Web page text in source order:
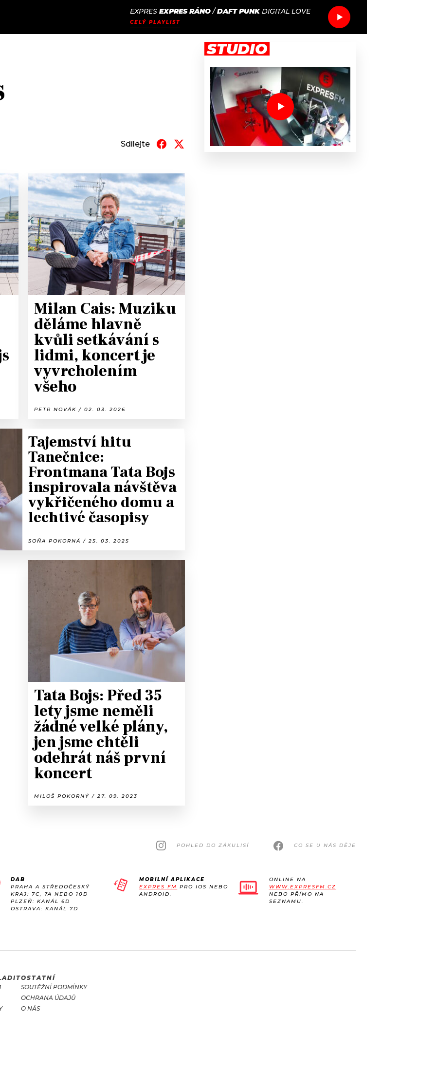
EXPRES EXPRES RÁNO/DAFT PUNK DIGITAL LOVE
CELÝ PLAYLIST
Sdílejte
Milan Cais: Muziku
děláme hlavně
kvůli setkávání s
lidmi, koncert je
vyvrcholením
všeho
PETR NOVÁK / 02. 03. 2026
Tajemství hitu
Tanečnice:
Frontmana Tata Bojs
inspirovala návštěva
vykřičeného domu a
lechtivé časopisy
SOŇA POKORNÁ / 25. 03. 2025
Tata Bojs: Před 35
lety jsme neměli
žádné velké plány,
jen jsme chtěli
odehrát náš první
koncert
MILOŠ POKORNÝ / 27. 09. 2023
STUDIO
POHLED DO ZÁKULISÍ CO SE U NÁS DĚJE
DAB
PRAHA A STŘEDOČESKÝ
KRAJ: 7C, 7A NEBO 10D
PLZEŇ: KANÁL 6D
OSTRAVA: KANÁL 7D
MOBILNÍ APLIKACE
EXPRES FM PRO IOS NEBO
ANDROID.
ONLINE NA
WWW.EXPRESFM.CZ
NEBO PŘÍMO NA
SEZNAMU.
OSTATNÍ
SOUTĚŽNÍ PODMÍNKY
OCHRANA ÚDAJŮ
O NÁS